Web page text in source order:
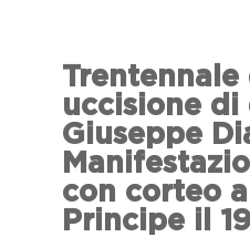
Trentennale
uccisione di
Giuseppe
con corteo
Principe il